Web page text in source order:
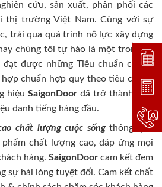
cứu, sản xuất, phân phối các
thị trường Việt Nam. Cùng với sự
trải qua quá trình nỗ lực xây dựng
chúng tôi tự hào là một trong số
được những Tiêu chuẩn chứng
hợp chuẩn hợp quy theo tiêu chuẩn
hiệu SaigonDoor đã trở thành một
danh tiếng hàng đầu.
chất lượng cuộc sốngthông qua
chất lượng cao, đáp ứng mọi
hàng. SaigonDoorcam kết đem
sự hài lòng tuyệt đối. Cam kết chất
Đặt
Dự